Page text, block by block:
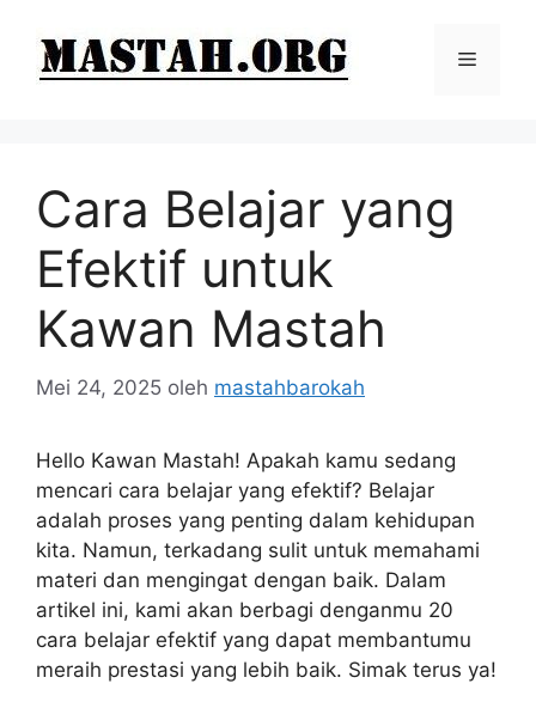
Menu
Cara Belajar yang
Efektif untuk
Kawan Mastah
Mei 24, 2025 oleh mastahbarokah
Hello Kawan Mastah! Apakah kamu sedang
mencari cara belajar yang efektif? Belajar
adalah proses yang penting dalam kehidupan
kita. Namun, terkadang sulit untuk memahami
materi dan mengingat dengan baik. Dalam
artikel ini, kami akan berbagi denganmu 20
cara belajar efektif yang dapat membantumu
meraih prestasi yang lebih baik. Simak terus ya!